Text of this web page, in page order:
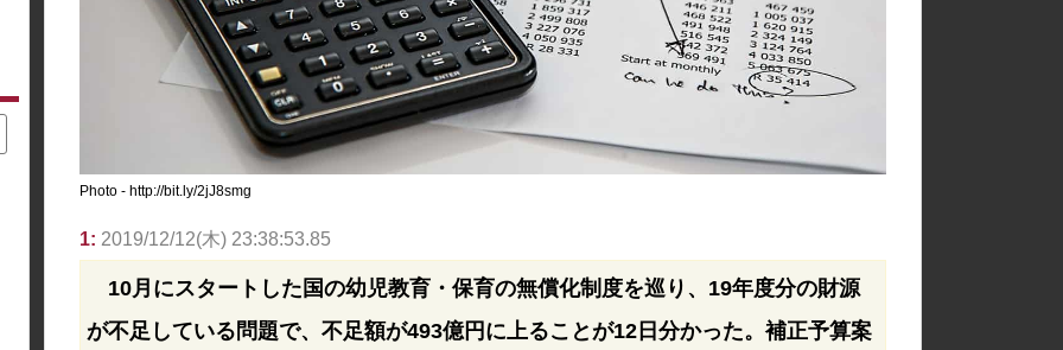
Photo - http://bit.ly/2jJ8smg
1: 2019/12/12(木) 23:38:53.85
10月にスタートした国の幼児教育・保育の無償化制度を巡り、19年度分の財源
が不足している問題で、不足額が493億円に上ることが12日分かった。補正予算案